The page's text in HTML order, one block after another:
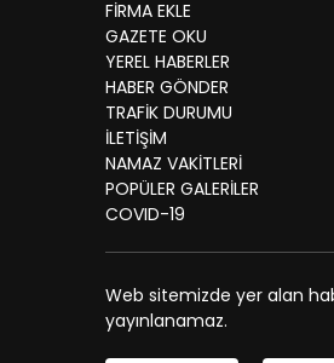
FİRMA EKLE
GAZETE OKU
YEREL HABERLER
HABER GÖNDER
TRAFİK DURUMU
İLETİŞİM
NAMAZ VAKİTLERİ
POPÜLER GALERİLER
COVID-19
Web sitemizde yer alan
yayınlanamaz.